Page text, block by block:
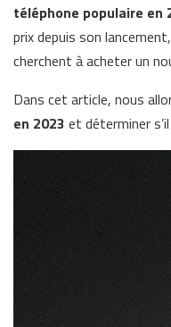
téléphone populaire en
prix depuis son
cherchent à acheter un
Dans cet article, nous
en 2023 et déterminer